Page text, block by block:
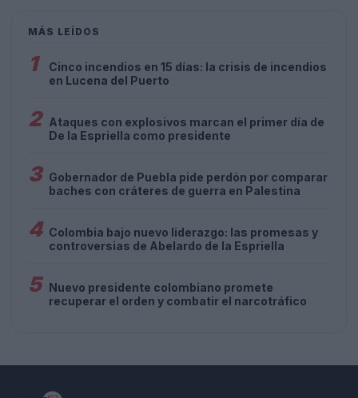
MÁS LEÍDOS
1
Cinco incendios en 15 días: la crisis de incendios
en Lucena del Puerto
2 Ataques con explosivos marcan el primer día de
De la Espriella como presidente
3 Gobernador de Puebla pide perdón por comparar
baches con cráteres de guerra en Palestina
4 Colombia bajo nuevo liderazgo: las promesas y
controversias de Abelardo de la Espriella
5 Nuevo presidente colombiano promete
recuperar el orden y combatir el narcotráfico